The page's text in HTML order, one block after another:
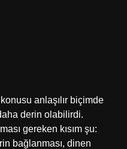
anlaşılır biçimde
derin olabilirdi.
gereken kısım şu:
bağlanması, dinen